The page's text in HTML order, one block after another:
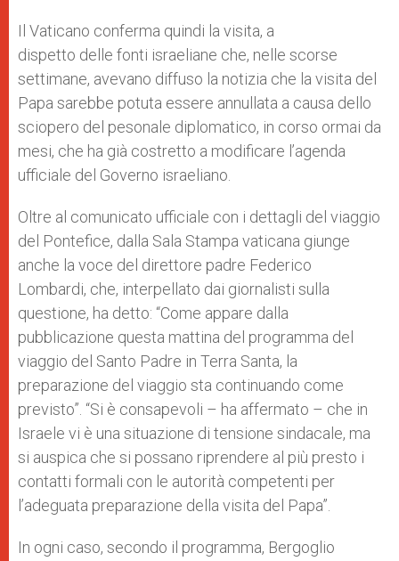
Il Vaticano conferma quindi la visita, a
dispetto delle fonti israeliane che, nelle scorse
settimane, avevano diffuso la notizia che la visita del
Papa sarebbe potuta essere annullata a causa dello
sciopero del pesonale diplomatico, in corso ormai da
mesi, che ha già costretto a modificare l’agenda
ufficiale del Governo israeliano.
Oltre al comunicato ufficiale con i dettagli del viaggio
del Pontefice, dalla Sala Stampa vaticana giunge
anche la voce del direttore padre Federico
Lombardi, che, interpellato dai giornalisti sulla
questione, ha detto: “Come appare dalla
pubblicazione questa mattina del programma del
viaggio del Santo Padre in Terra Santa, la
preparazione del viaggio sta continuando come
previsto”. “Si è consapevoli – ha affermato – che in
Israele vi è una situazione di tensione sindacale, ma
si auspica che si possano riprendere al più presto i
contatti formali con le autorità competenti per
l’adeguata preparazione della visita del Papa”.
In ogni caso, secondo il programma, Bergoglio